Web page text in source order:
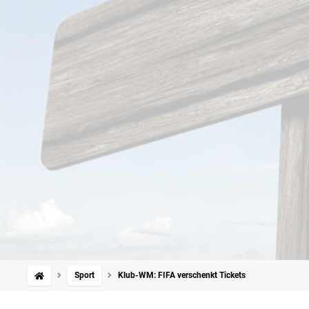
Sport Klub-WM: FIFA verschenkt Tickets